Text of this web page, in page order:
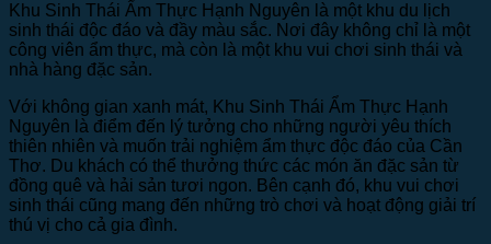
Khu Sinh Thái Ẩm Thực Hạnh Nguyên là một khu du lịch
sinh thái độc đáo và đầy màu sắc. Nơi đây không chỉ là một
công viên ẩm thực, mà còn là một khu vui chơi sinh thái và
nhà hàng đặc sản.
Với không gian xanh mát, Khu Sinh Thái Ẩm Thực Hạnh
Nguyên là điểm đến lý tưởng cho những người yêu thích
thiên nhiên và muốn trải nghiệm ẩm thực độc đáo của Cần
Thơ. Du khách có thể thưởng thức các món ăn đặc sản từ
đồng quê và hải sản tươi ngon. Bên cạnh đó, khu vui chơi
sinh thái cũng mang đến những trò chơi và hoạt động giải trí
thú vị cho cả gia đình.